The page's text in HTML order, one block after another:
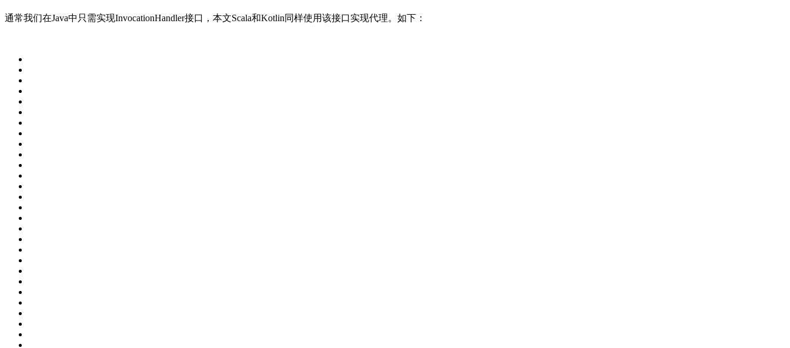
通常我们在Java中只需实现InvocationHandler接口，本文Scala和Kotlin同样使用该接口实现代理。如下：